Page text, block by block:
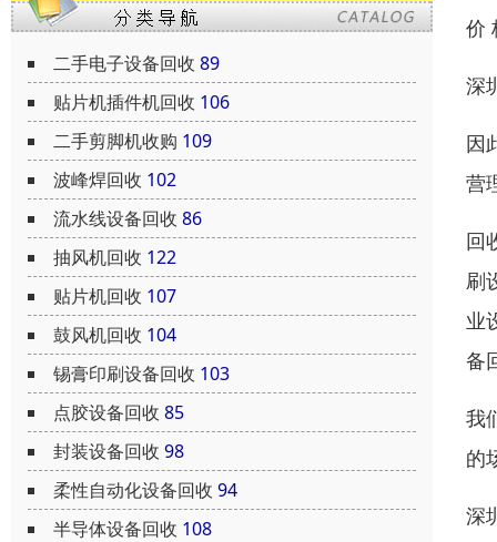
二手电子设备回收 89
贴片机插件机回收 106
二手剪脚机收购 109
波峰焊回收 102
流水线设备回收 86
抽风机回收 122
贴片机回收 107
鼓风机回收 104
锡膏印刷设备回收 103
点胶设备回收 85
封装设备回收 98
柔性自动化设备回收 94
半导体设备回收 108
价
深
因
营
回
刷
业
备
我
的
深